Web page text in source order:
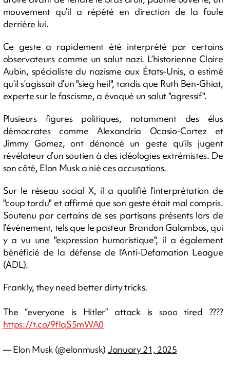
mouvement qu’il a répété en direction de la foule
derrière lui.
Ce geste a rapidement été interprété par certains
observateurs comme un salut nazi. L’historienne Claire
Aubin, spécialiste du nazisme aux États-Unis, a estimé
qu’il s’agissait d’un "sieg heil", tandis que Ruth Ben-Ghiat,
experte sur le fascisme, a évoqué un salut "agressif".
Plusieurs figures politiques, notamment des élus
démocrates comme Alexandria Ocasio-Cortez et
Jimmy Gomez, ont dénoncé un geste qu’ils jugent
révélateur d’un soutien à des idéologies extrémistes. De
son côté, Elon Musk a nié ces accusations.
Sur le réseau social X, il a qualifié l’interprétation de
"coup tordu" et affirmé que son geste était mal compris.
Soutenu par certains de ses partisans présents lors de
l’événement, tels que le pasteur Brandon Galambos, qui
y a vu une "expression humoristique", il a également
bénéficié de la défense de l’Anti-Defamation League
(ADL).
Frankly, they need better dirty tricks.
The “everyone is Hitler” attack is sooo tired ????
https://t.co/9fIqS5mWA0
— Elon Musk (@elonmusk) January 21, 2025